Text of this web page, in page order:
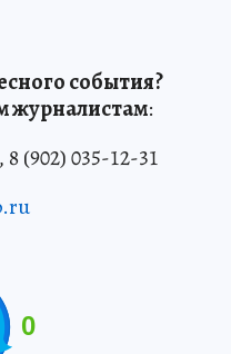
события?
журналистам:
(902) 035-12-31
0